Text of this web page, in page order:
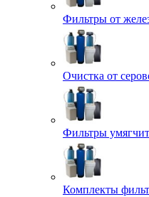
Фильтры от
Очистка от
Фильтры
Комплекты